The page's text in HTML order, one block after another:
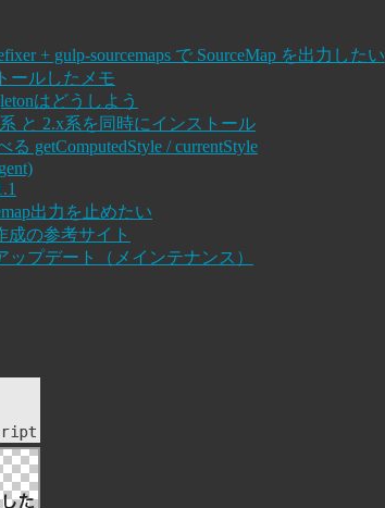
+ gulp-sourcemaps で SourceMap を出力したい
ールしたメモ
はどうしよう
系 と 2.x系を同時にインストール
getComputedStyle / currentStyle
出力を止めたい
成の参考サイト
ップデート（メインテナンス）